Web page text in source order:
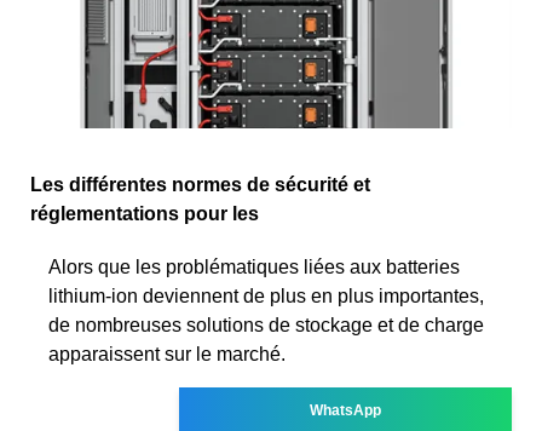
Les différentes normes de sécurité et
réglementations pour les
Alors que les problématiques liées aux batteries
lithium-ion deviennent de plus en plus importantes,
de nombreuses solutions de stockage et de charge
apparaissent sur le marché.
WhatsApp